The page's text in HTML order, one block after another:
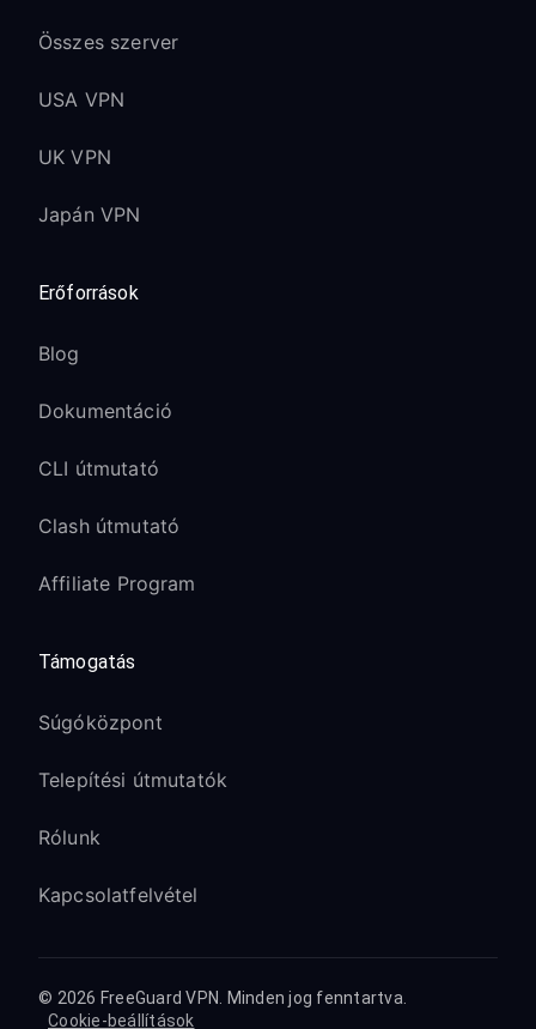
Összes szerver
USA VPN
UK VPN
Japán VPN
Erőforrások
Blog
Dokumentáció
CLI útmutató
Clash útmutató
Affiliate Program
Támogatás
Súgóközpont
Telepítési útmutatók
Rólunk
Kapcsolatfelvétel
© 2026 FreeGuard VPN. Minden jog fenntartva.
Cookie-beállítások